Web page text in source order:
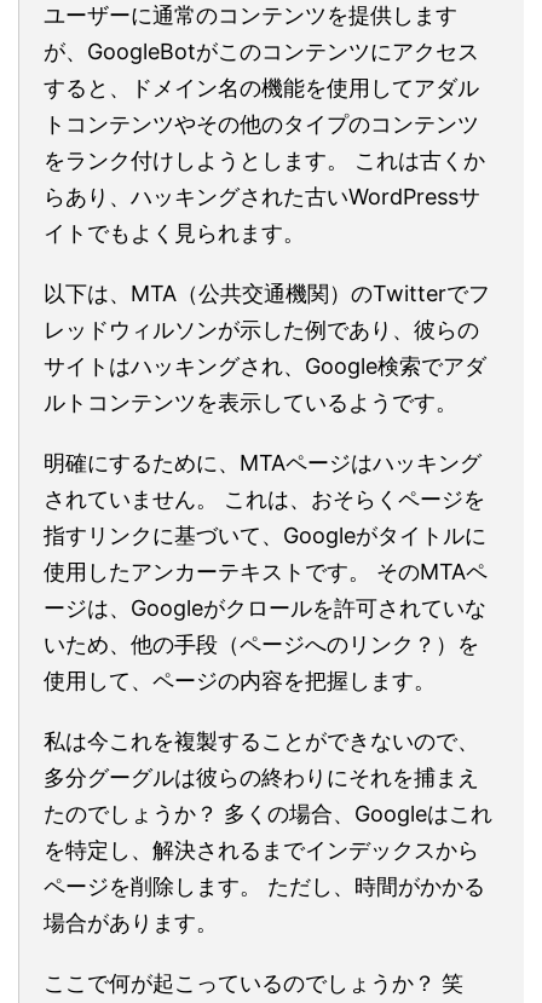
ユーザーに通常のコンテンツを提供します
が、GoogleBotがこのコンテンツにアクセス
すると、ドメイン名の機能を使用してアダル
トコンテンツやその他のタイプのコンテンツ
をランク付けしようとします。 これは古くか
らあり、ハッキングされた古いWordPressサ
イトでもよく見られます。
以下は、MTA（公共交通機関）のTwitterでフ
レッドウィルソンが示した例であり、彼らの
サイトはハッキングされ、Google検索でアダ
ルトコンテンツを表示しているようです。
明確にするために、MTAページはハッキング
されていません。 これは、おそらくページを
指すリンクに基づいて、Googleがタイトルに
使用したアンカーテキストです。 そのMTAペ
ージは、Googleがクロールを許可されていな
いため、他の手段（ページへのリンク？）を
使用して、ページの内容を把握します。
私は今これを複製することができないので、
多分グーグルは彼らの終わりにそれを捕まえ
たのでしょうか？ 多くの場合、Googleはこれ
を特定し、解決されるまでインデックスから
ページを削除します。 ただし、時間がかかる
場合があります。
ここで何が起こっているのでしょうか？ 笑